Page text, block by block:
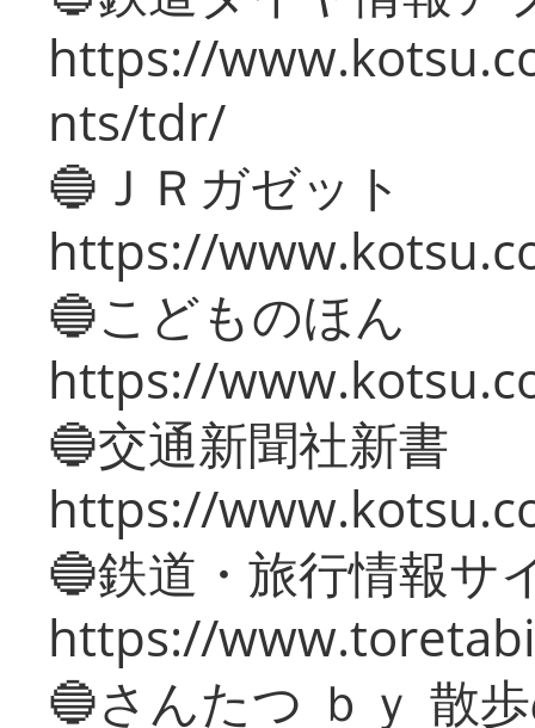
https://
nts/tdr/
🔵ＪＲガゼット
https://
🔵こどものほん
https://
🔵交通新聞社新書
https://
🔵鉄道・旅行情報サ
https://
🔵さんたつ ｂｙ 散